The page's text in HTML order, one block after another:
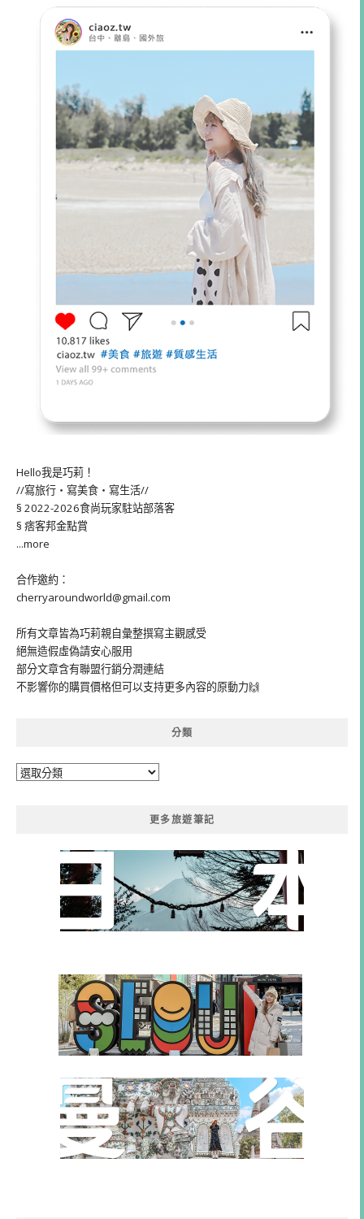
Hello我是巧莉！
//寫旅行・寫美食・寫生活//
§ 2022-2026食尚玩家駐站部落客
§ 痞客邦金點賞
...more
合作邀約：
cherryaroundworld@gmail.com
所有文章皆為巧莉親自彙整撰寫主觀感受
絕無造假虛偽請安心服用
部分文章含有聯盟行銷分潤連結
不影響你的購買價格但可以支持更多內容的原動力🙌
分類
分
更多旅遊筆記